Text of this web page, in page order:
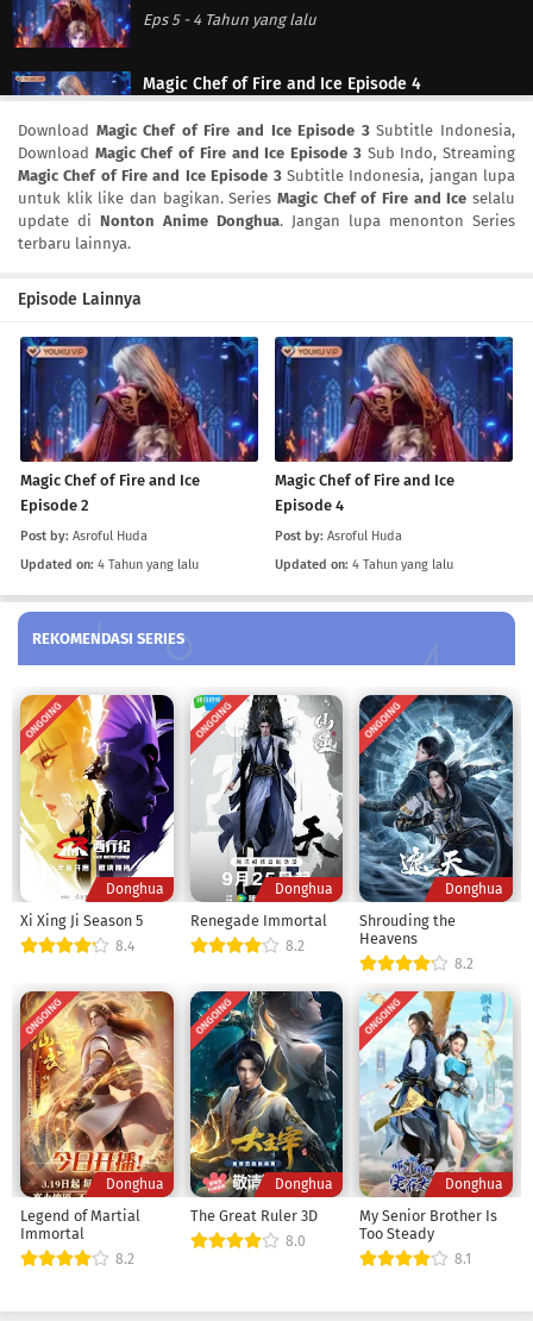
Eps 5- 4 Tahun yang lalu
Magic Chef of Fire and Ice Episode 4
Magic Chef of Fire and Ice Episode 3
- 4 Tahun yang lalu
Magic Chef of Fire and Ice Episode 1
Eps 1-4 Tahun yang lalu
Download Magic Chef of Fire and Ice Episode 3Subtitle Indonesia,
Download Magic Chef of Fire and Ice Episode 3Sub Indo, Streaming
Magic Chef of Fire and Ice Episode 3Subtitle Indonesia, jangan lupa
untuk klik like dan bagikan. Series Magic Chef of Fire and Ice selalu
update di Nonton Anime Donghua. Jangan lupa menonton Series
terbaru lainnya.
Episode Lainnya
Magic Chef of Fire and Ice
Episode 2
Post by: Asroful Huda
Updated on: 4 Tahun yang lalu
Magic Chef of Fire and Ice
Episode 4
Post by: Asroful Huda
Updated on: 4 Tahun yang lalu
REKOMENDASI SERIES
ONGOING
Donghua
Xi Xing Ji Season 5
8.4
ONGOING
Donghua
Renegade Immortal
8.2
ONGOING
Donghua
Shrouding the
Heavens
8.2
ONGOING
Donghua
Legend of Martial
Immortal
8.2
ONGOING
Donghua
The Great Ruler 3D
8.0
ONGOING
Donghua
My Senior Brother Is
Too Steady
8.1